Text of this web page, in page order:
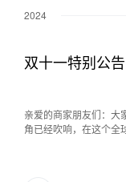
2024
双十一特别公告
亲爱的商家朋友们：大
角已经吹响，在这个全